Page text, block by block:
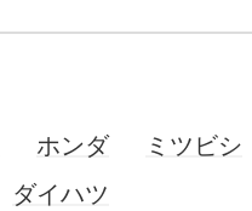
ホンダ
ミツビシ
ダイハツ